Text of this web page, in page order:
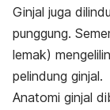
Ginjal juga
punggung.
lemak)
pelindung ginjal.
Anatomi ginjal